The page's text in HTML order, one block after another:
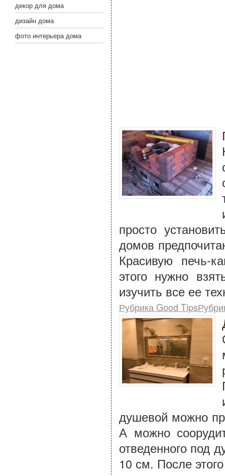
просто
домов
Красивую печь-
этого нужно
изучить все ее
Рубрика Good
душевой можно
А можно
отведенного под
10 см. После
декор для дома
дизайн дома
фото интерьера дома